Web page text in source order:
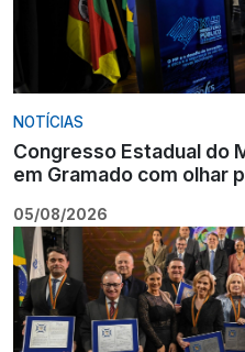
NOTÍCIAS
Congresso Estadual do
em Gramado com olhar
05/08/2026